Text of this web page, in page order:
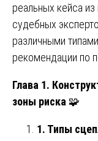
реальных кейса
судебных
различными
рекомендации по
Глава 1.
зоны риска 🧩
1. Типы